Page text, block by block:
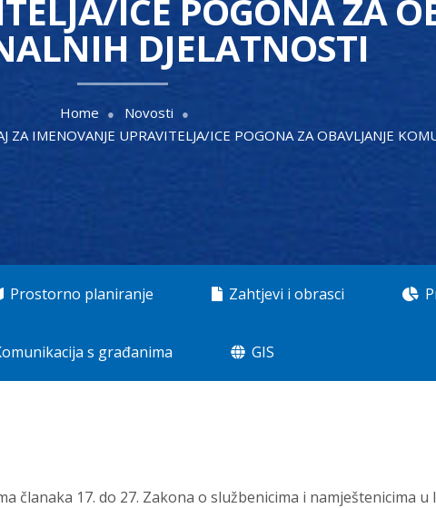
ICE POGONA ZA
DJELATNOSTI
Home
Novosti
ZA IMENOVANJE UPRAVITELJA/ICE POGONA ZA OBAVLJANJE
Prostorno planiranje Zahtjevi i obrasci
s građanima GIS
članaka 17. do 27. Zakona o službenicima i namještenicima